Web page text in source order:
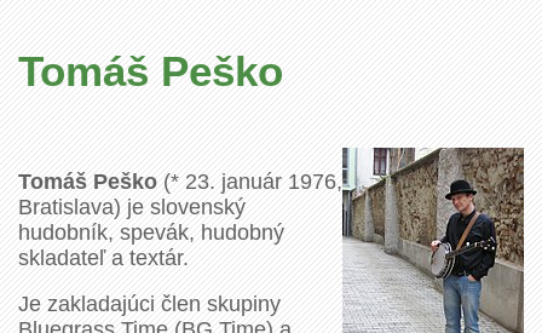
Tomáš Peško
Tomáš Peško(* 23. január 1976,
Bratislava) je slovenský
hudobník, spevák, hudobný
skladateľ a textár.
Je zakladajúci člen skupiny